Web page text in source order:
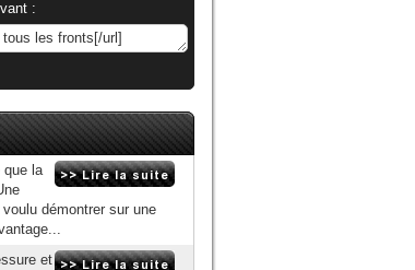
:
que la
démontrer sur une
et